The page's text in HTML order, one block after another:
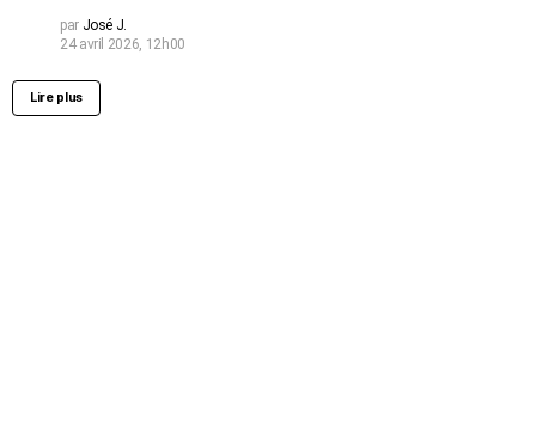
par José J.
24 avril 2026, 12h00
Lire plus